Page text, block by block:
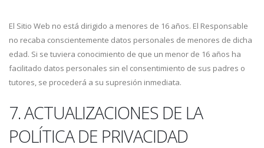
El Sitio Web no está dirigido a menores de 16 años. El Responsable
no recaba conscientemente datos personales de menores de dicha
edad. Si se tuviera conocimiento de que un menor de 16 años ha
facilitado datos personales sin el consentimiento de sus padres o
tutores, se procederá a su supresión inmediata.
7. ACTUALIZACIONES DE LA
POLÍTICA DE PRIVACIDAD